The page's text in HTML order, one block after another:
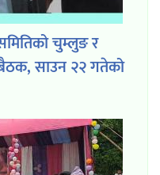
चुम्लुङ र
बैठक, साउन २२ गतेको